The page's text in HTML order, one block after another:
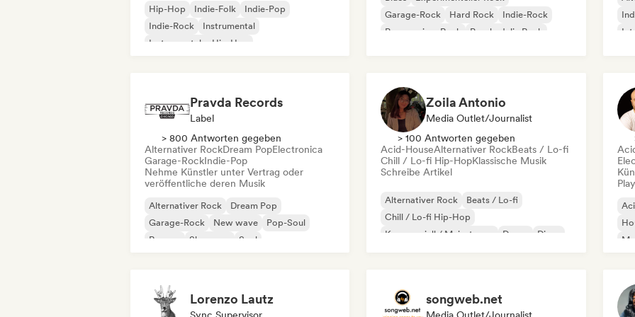
Hip-Hop Indie-Folk
Indie-Pop
Indie-Rock
Instrumental
Instrumentaler Hip-Hop
Garage-Rock
Hard Rock
Indie-Rock
Progressiver Rock
Psychedelic Rock
Pravda Records
Label
> 800 Antworten gegeben
Alternativer RockDream PopElectronica
Garage-RockIndie-Pop
Nehme Künstler unter Vertrag oder
veröffentliche deren Musik
Alternativer Rock
Dream Pop
Garage-Rock
New wave
Pop-Soul
Reggae
Shoegaze Soul
Zoila Antonio
Media Outlet/Journalist
> 100 Antworten gegeben
Acid-HouseAlternativer RockBeats / Lo-fi
Chill / Lo-fi Hip-HopKlassische Musik
Schreibe Artikel
Alternativer Rock
Beats / Lo-fi
Chill / Lo-fi Hip-Hop
Kommerziell / Mainstream
Dance
Disco
Lorenzo Lautz songweb.net